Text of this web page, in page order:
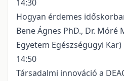
14:30
Hogyan érdemes
Bene Ágnes PhD., Dr. Móré
Egyetem Egészségügyi Kar)
14:50
Társadalmi innováció a